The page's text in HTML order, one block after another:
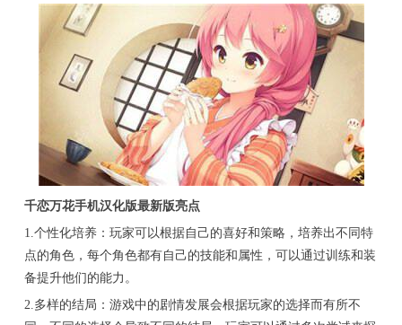
千恋万花手机汉化版最新版亮点
1.个性化培养：玩家可以根据自己的喜好和策略，培养出不同特
点的角色，每个角色都有自己的技能和属性，可以通过训练和装
备提升他们的能力。
2.多样的结局：游戏中的剧情发展会根据玩家的选择而有所不